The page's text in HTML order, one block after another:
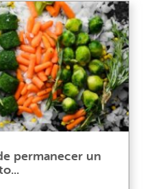
permanecer un